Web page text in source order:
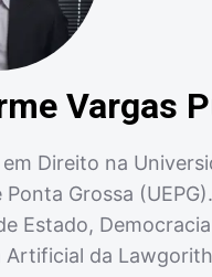
Vargas
Direito na
Ponta Grossa
Estado,
Artificial da